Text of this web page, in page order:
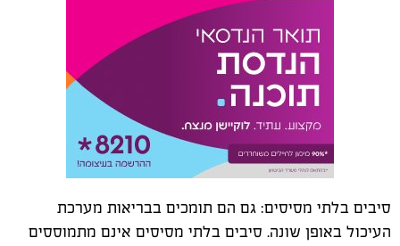
סיבים בלתי מסיסים: גם הם תומכים בבריאות מערכת
העיכול באופן שונה. סיבים בלתי מסיסים אינם מתמוססים